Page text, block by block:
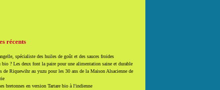
récents
spécialiste des huiles de goût et des sauces froides
bio ? Les deux font la paire pour une alimentation saine et durable
de Riquewihr au yuzu pour les 30 ans de la Maison Alsacienne de
bretonnes en version Tartare bio à l'indienne